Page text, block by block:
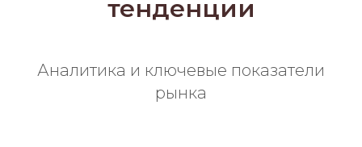
тенденции
Аналитика и ключевые показатели
рынка